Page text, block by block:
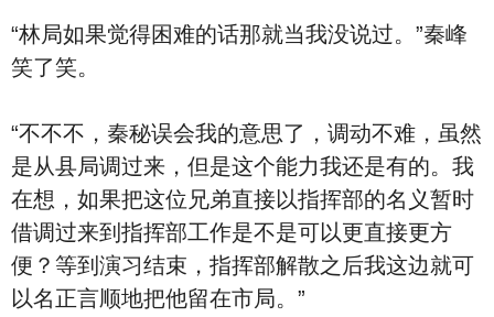
“林局如果觉得困难的话那就当我没说过。”秦峰
笑了笑。
“不不不，秦秘误会我的意思了，调动不难，虽然
是从县局调过来，但是这个能力我还是有的。我
在想，如果把这位兄弟直接以指挥部的名义暂时
借调过来到指挥部工作是不是可以更直接更方
便？等到演习结束，指挥部解散之后我这边就可
以名正言顺地把他留在市局。”